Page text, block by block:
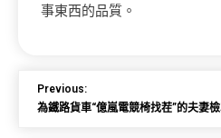
事東西的品質。
Previous:
為鐵路貨車“億嵐電競椅找茬”的夫妻